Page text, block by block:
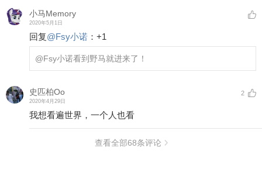
小马Memory
2020年5月1日
回复@Fsy小诺 ： +1
@Fsy小诺看到野马就进来了！
史匹柏Oo
2020年4月29日
2
我想看遍世界，一个人也看
查看全部68条评论